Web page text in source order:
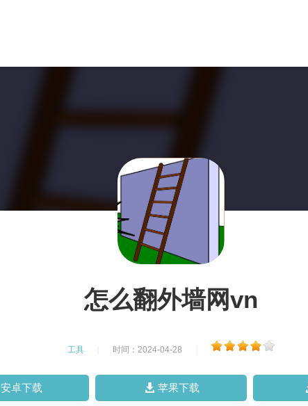
怎么翻外墙网vn
工具 时间：2024-04-28
安卓下载 苹果下载